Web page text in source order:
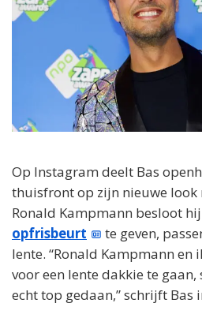
Op Instagram deelt Bas
thuisfront op zijn nieuwe look
Ronald Kampmann besloot
opfrisbeurt
te geven,
lente. “Ronald Kampmann en
voor een lente dakkie te
echt top gedaan,” schrijft Bas